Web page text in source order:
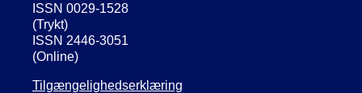
ISSN 0029-1528
(Trykt)
ISSN 2446-3051
(Online)
Tilgængelighedserklæring